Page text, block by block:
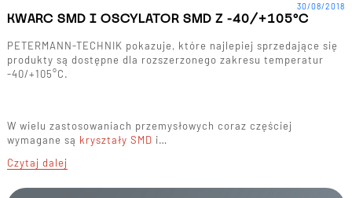
KWARC SMD I OSCYLATOR SMD Z -40/+105°C
PETERMANN-TECHNIK pokazuje, które najlepiej sprzedające się
produkty są dostępne dla rozszerzonego zakresu temperatur
-40/+105°C.
W wielu zastosowaniach przemysłowych coraz częściej
wymagane są kryształy SMD i…
Czytaj dalej
30/08/2018